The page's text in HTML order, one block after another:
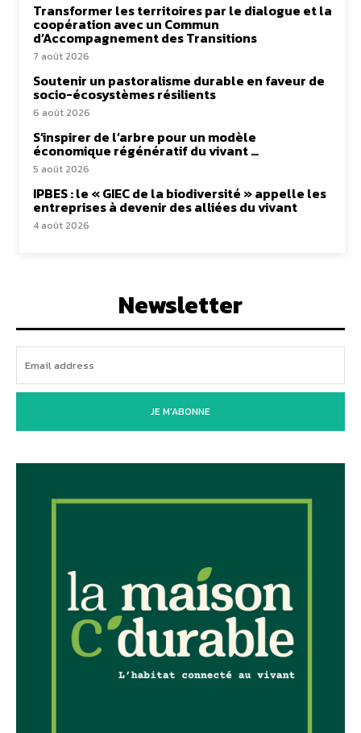
Transformer les territoires par le dialogue et la
coopération avec un Commun
d’Accompagnement des Transitions
7 août 2026
Soutenir un pastoralisme durable en faveur de
socio-écosystèmes résilients
6 août 2026
S’inspirer de l’arbre pour un modèle
économique régénératif du vivant …
5 août 2026
IPBES : le « GIEC de la biodiversité » appelle les
entreprises à devenir des alliées du vivant
4 août 2026
Newsletter
JE M'ABONNE